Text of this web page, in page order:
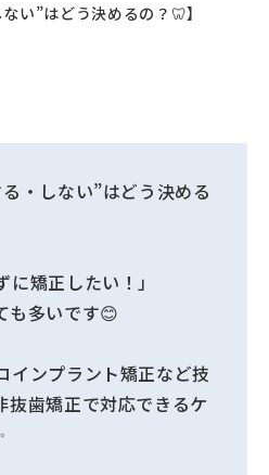
い”はどう決めるの？🦷】
・しない”はどう決める
に矯正したい！」
も多いです😊
インプラント矯正など技
抜歯矯正で対応できるケ